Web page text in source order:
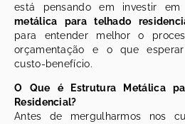
está pensando em investir
metálica para telhado
para entender melhor o
orçamentação e o que
custo-benefício.
O Que é Estrutura Metálica
Residencial?
Antes de mergulharmos nos